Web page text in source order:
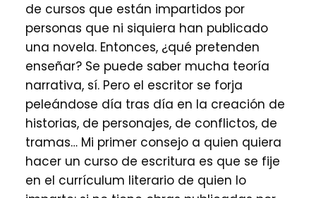
de cursos que están impartidos por
personas que ni siquiera han publicado
una novela. Entonces, ¿qué pretenden
enseñar? Se puede saber mucha teoría
narrativa, sí. Pero el escritor se forja
peleándose día tras día en la creación de
historias, de personajes, de conflictos, de
tramas… Mi primer consejo a quien quiera
hacer un curso de escritura es que se fije
en el currículum literario de quien lo